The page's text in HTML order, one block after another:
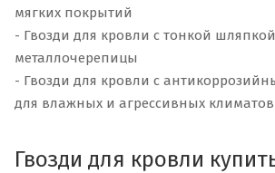
мягких покрытий
- Гвозди для кровли с тонкой
металлочерепицы
- Гвозди для кровли с
для влажных и агрессивных климатов
Гвозди для кровли